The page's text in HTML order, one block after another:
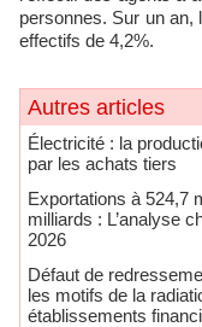
personnes. Sur un an,
effectifs de 4,2%.
Autres articles
Électricité : la
par les achats tiers
Exportations à 524,7
milliards : L’analyse
2026
Défaut de
les motifs de la
établissements